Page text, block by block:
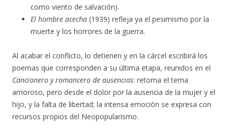
como viento de salvación).
El hombre acecha (1939) refleja ya el pesimismo por la
muerte y los horrores de la guerra.
Al acabar el conflicto, lo detienen y en la cárcel escribirá los
poemas que corresponden a su última etapa, reunidos en el
Cancionero y romancero de ausencias: retoma el tema
amoroso, pero desde el dolor por la ausencia de la mujer y el
hijo, y la falta de libertad; la intensa emoción se expresa con
recursos propios del Neopopularismo.